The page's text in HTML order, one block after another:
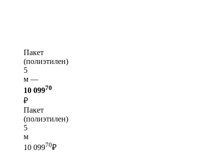
Пакет
(полиэтилен)
5
м —
10 09970
₽
Пакет
(полиэтилен)
5
м
10 09970₽